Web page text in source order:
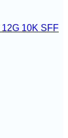
10K SFF